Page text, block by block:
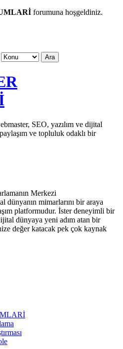
forumuna hoşgeldiniz.
SEO, yazılım ve dijital
ve topluluk odaklı bir
Merkezi
dünyanın mimarlarını bir araya
platformudur. İster deneyimli bir
dünyaya yeni adım atan bir
değer katacak pek çok kaynak